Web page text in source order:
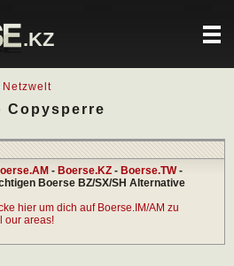
.KZ
Netzwelt
Copysperre
- Boerse.KZ - Boerse.TW-
Boerse BZ/SX/SH Alternative
hier um dich auf Boerse.IM/AM zu
our areas!